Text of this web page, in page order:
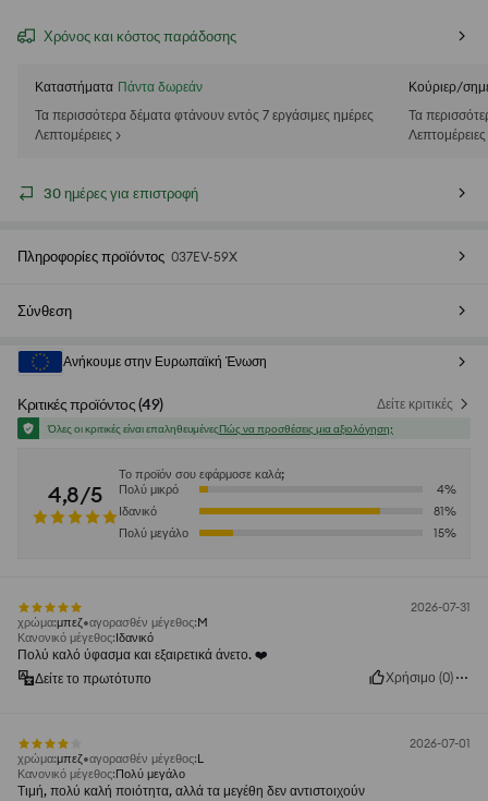
Χρόνος και κόστος παράδοσης
Καταστήματα Πάντα δωρεάν
Τα περισσότερα δέματα φτάνουν εντός 7 εργάσιμες ημέρες
Λεπτομέρειες >
Κούριερ/
Τα
Λεπτομέρειες
30 ημέρες για επιστροφή
Πληροφορίες προϊόντος 037EV-59X
Σύνθεση
Ανήκουμε στην Ευρωπαϊκή Ένωση
Κριτικές προϊόντος(49) Δείτε κριτικές
Όλες οι κριτικές είναι επαληθευμένεςΠώς να προσθέσεις μια αξιολόγηση;
4,8/5
Το προϊόν σου εφάρμοσε καλά;
Πολύ μικρό
4%
Ιδανικό
81%
Πολύ μεγάλο
15%
2026-07-31
χρώμα:μπεζ αγορασθέν μέγεθος:M
Κανονικό μέγεθος:Ιδανικό
Πολύ καλό ύφασμα και εξαιρετικά άνετο. ❤️
Δείτε το πρωτότυπο
Χρήσιμο (0)
2026-07-01
χρώμα:μπεζ αγορασθέν μέγεθος:L
Κανονικό μέγεθος:Πολύ μεγάλο
Τιμή, πολύ καλή ποιότητα, αλλά τα μεγέθη δεν αντιστοιχούν